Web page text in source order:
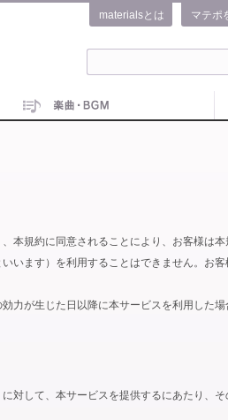
マテポ
materialsとは
本規約に同意されることにより、お客様は
います）を利用することはできません。お
力が生じた日以降に本サービスを利用した
対して、本サービスを提供するにあたり、